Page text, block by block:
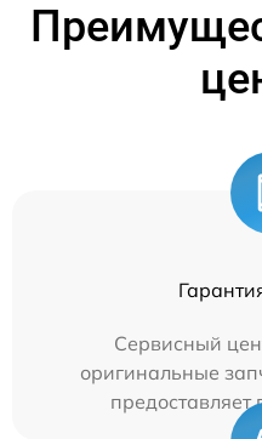
Сервисный
оригинальные
предоставляет